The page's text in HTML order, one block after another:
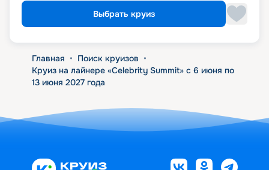
Выбрать круиз
Главная • Поиск круизов •
Круиз на лайнере «Celebrity Summit» с 6 июня по
13 июня 2027 года